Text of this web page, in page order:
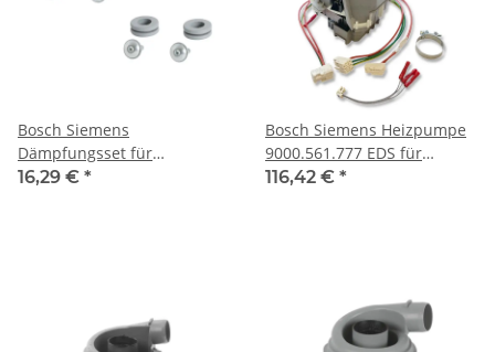
Bosch Siemens
Dämpfungsset für
Laugenpumpe
16,29 € *
Bosch Siemens Heizpumpe
9000.561.777 EDS für
Geschirrspüler 1BS3615
116,42 € *